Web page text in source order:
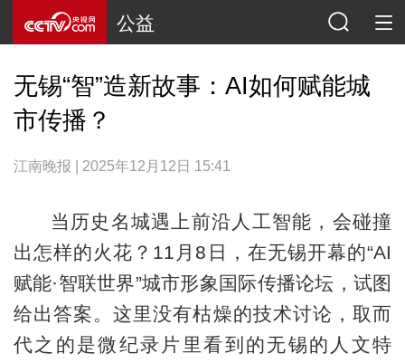
公益
无锡“智”造新故事：AI如何赋能城
市传播？
江南晚报 | 2025年12月12日 15:41
当历史名城遇上前沿人工智能，会碰撞
出怎样的火花？11月8日，在无锡开幕的“AI
赋能·智联世界”城市形象国际传播论坛，试图
给出答案。这里没有枯燥的技术讨论，取而
代之的是微纪录片里看到的无锡的人文特